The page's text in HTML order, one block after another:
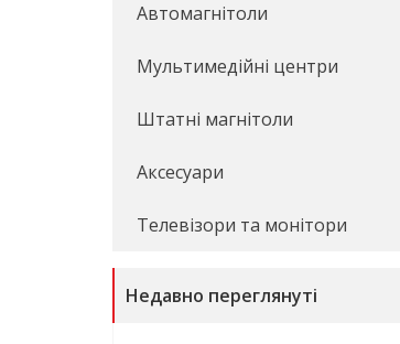
Автомагнітоли
Мультимедійні центри
Штатні магнітоли
Аксесуари
Телевізори та монітори
Недавно переглянуті